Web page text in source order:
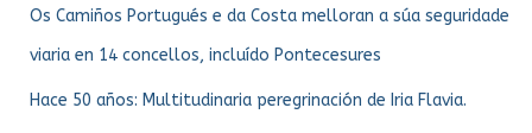
Os Camiños Portugués e da Costa melloran a súa seguridade
viaria en 14 concellos, incluído Pontecesures
Hace 50 años: Multitudinaria peregrinación de Iria Flavia.